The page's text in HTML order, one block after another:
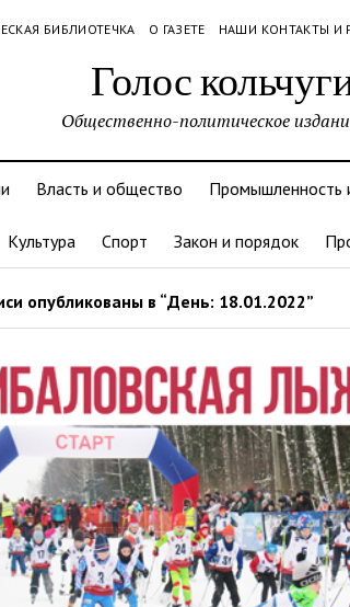
БИБЛИОТЕЧКА О ГАЗЕТЕ НАШИ КОНТАКТЫ И
Голос
Общественно-политическое
Власть и общество Промышленность
Культура Спорт Закон и порядок
опубликованы в “День: 18.01.2022”